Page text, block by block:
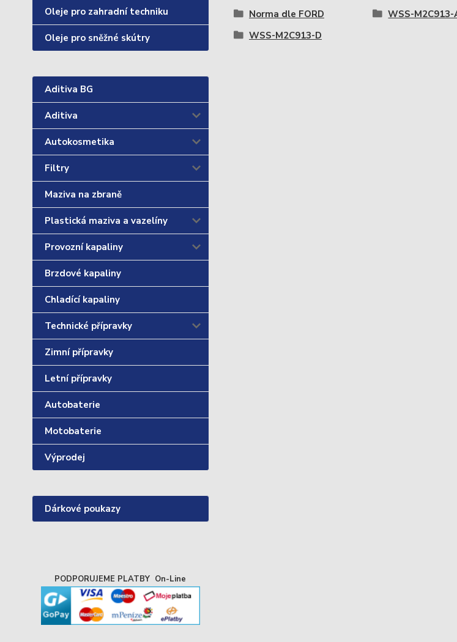
Oleje pro zahradní techniku
Oleje pro sněžné skútry
Aditiva BG
Aditiva
Autokosmetika
Filtry
Maziva na zbraně
Plastická maziva a vazelíny
Provozní kapaliny
Brzdové kapaliny
Chladící kapaliny
Technické přípravky
Zimní přípravky
Letní přípravky
Autobaterie
Motobaterie
Výprodej
Dárkové poukazy
PODPORUJEME PLATBY On-Line
Norma dle FORD WSS-M2C913-
WSS-M2C913-D